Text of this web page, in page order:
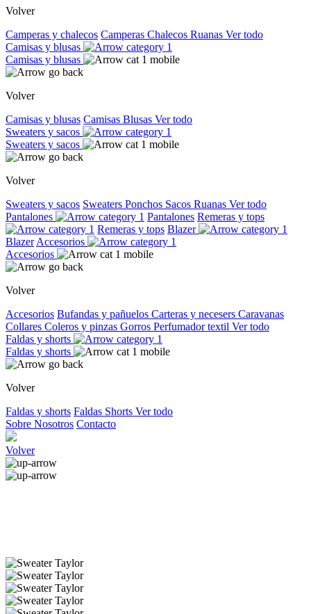
Volver
Camperas y chalecos Camperas Chalecos Ruanas Ver todo
Camisas y blusas
Camisas y blusas
Volver
Camisas y blusas Camisas Blusas Ver todo
Sweaters y sacos
Sweaters y sacos
Volver
Sweaters y sacos Sweaters Ponchos Sacos Ruanas Ver todo
Pantalones
Pantalones Remeras y tops
Remeras y tops Blazer
Blazer Accesorios
Accesorios
Volver
Accesorios Bufandas y pañuelos Carteras y necesers Caravanas
Collares Coleros y pinzas Gorros Perfumador textil Ver todo
Faldas y shorts
Faldas y shorts
Volver
Faldas y shorts Faldas Shorts Ver todo
Sobre Nosotros Contacto
Volver